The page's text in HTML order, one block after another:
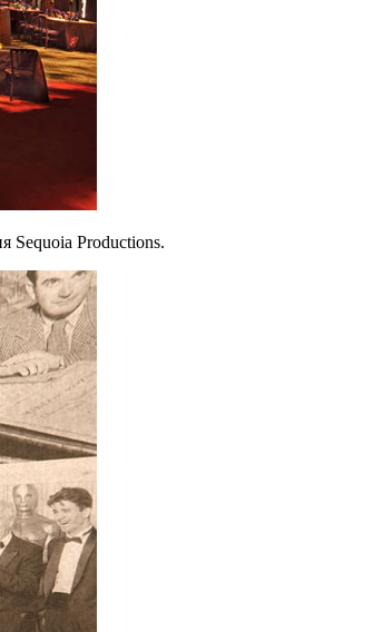
Sequoia Productions.